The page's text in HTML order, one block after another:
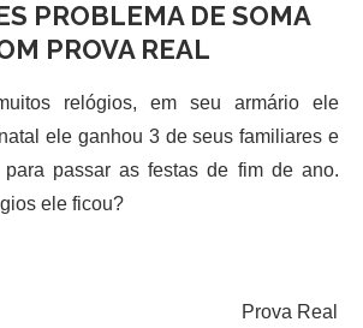
PROBLEMA DE SOMA
PROVA REAL
relógios, em seu armário ele
ele ganhou 3 de seus familiares e
passar as festas de fim de ano.
ele ficou?
Prova Real